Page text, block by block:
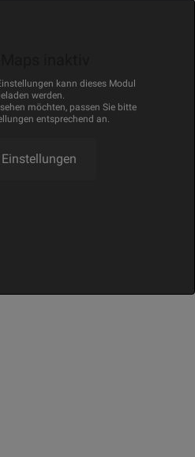
kann dieses Modul
werden.
möchten, passen Sie bitte
entsprechend an.